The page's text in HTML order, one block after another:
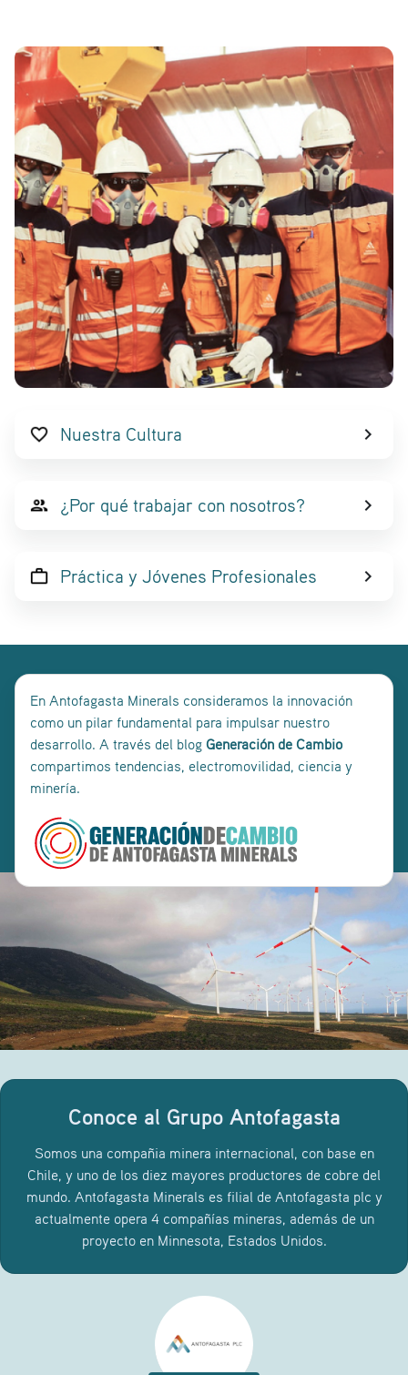
Nuestra Cultura navigate_next
¿Por qué trabajar con nosotros? navigate_next
Práctica y Jóvenes Profesionales navigate_next
En Antofagasta Minerals consideramos la innovación
como un pilar fundamental para impulsar nuestro
desarrollo. A través del blog Generación de Cambio
compartimos tendencias, electromovilidad, ciencia y
minería.
Conoce al Grupo Antofagasta
Somos una compañia minera internacional, con base en
Chile, y uno de los diez mayores productores de cobre del
mundo. Antofagasta Minerals es filial de Antofagasta plc y
actualmente opera 4 compañías mineras, además de un
proyecto en Minnesota, Estados Unidos.